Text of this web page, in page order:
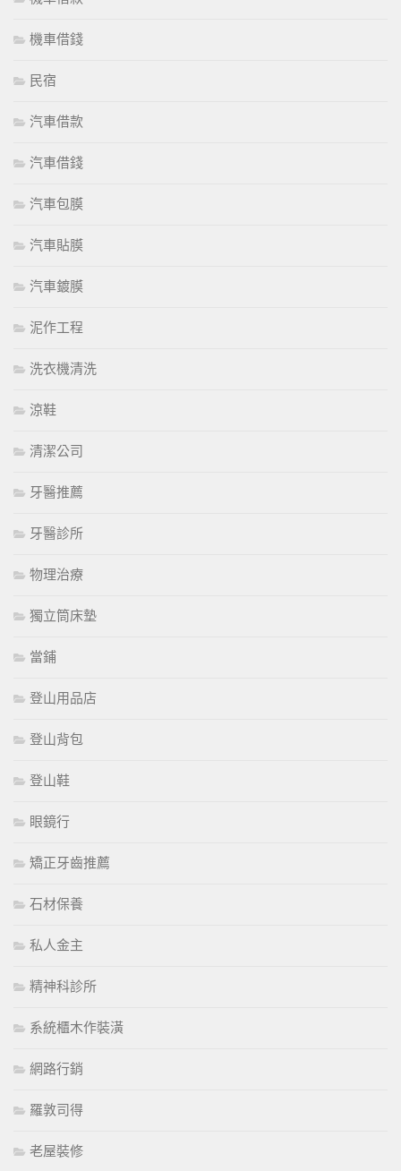
機車借錢
民宿
汽車借款
汽車借錢
汽車包膜
汽車貼膜
汽車鍍膜
泥作工程
洗衣機清洗
涼鞋
清潔公司
牙醫推薦
牙醫診所
物理治療
獨立筒床墊
當鋪
登山用品店
登山背包
登山鞋
眼鏡行
矯正牙齒推薦
石材保養
私人金主
精神科診所
系統櫃木作裝潢
網路行銷
羅敦司得
老屋裝修